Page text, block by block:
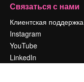
Связаться с нами
Клиентская поддержка
Instagram
YouTube
LinkedIn